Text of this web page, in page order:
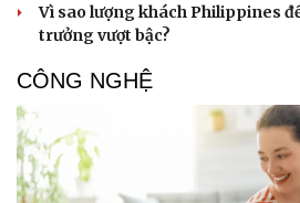
Vì sao lượng khách Philippines
trưởng vượt bậc?
CÔNG NGHỆ